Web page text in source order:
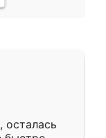
осталась